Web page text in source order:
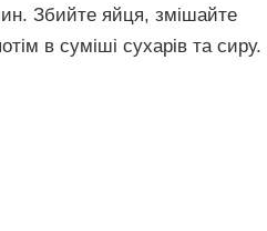
Збийте яйця, змішайте
в суміші сухарів та сиру.